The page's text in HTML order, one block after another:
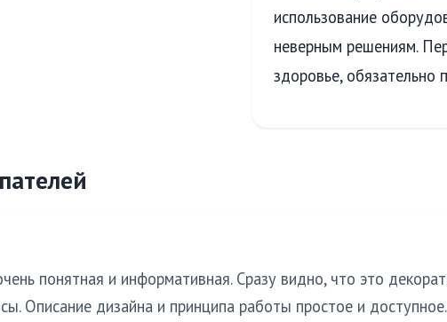
использование
неверным решениям.
здоровье, обязательно
понятная и информативная. Сразу видно, что это
Описание дизайна и принципа работы простое и